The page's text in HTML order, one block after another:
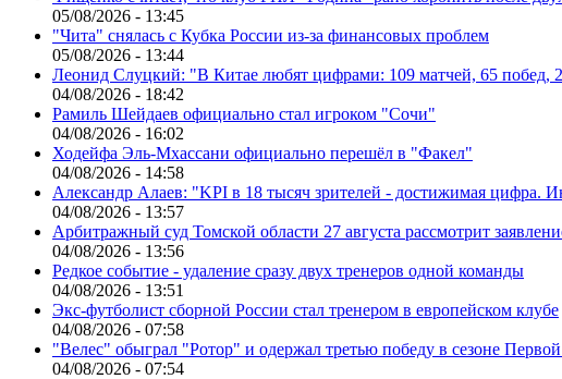
05/08/2026 - 13:45
"Чита" снялась с Кубка России из-за финансовых проблем
05/08/2026 - 13:44
Леонид Слуцкий: "В Китае любят цифрами: 109 матчей, 65 побед,
04/08/2026 - 18:42
Рамиль Шейдаев официально стал игроком "Сочи"
04/08/2026 - 16:02
Ходейфа Эль-Мхассани официально перешёл в "Факел"
04/08/2026 - 14:58
Александр Алаев: "KPI в 18 тысяч зрителей - достижимая цифра.
04/08/2026 - 13:57
Арбитражный суд Томской области 27 августа рассмотрит
04/08/2026 - 13:56
Редкое событие - удаление сразу двух тренеров одной команды
04/08/2026 - 13:51
Экс-футболист сборной России стал тренером в европейском клубе
04/08/2026 - 07:58
"Велес" обыграл "Ротор" и одержал третью победу в сезоне
04/08/2026 - 07:54